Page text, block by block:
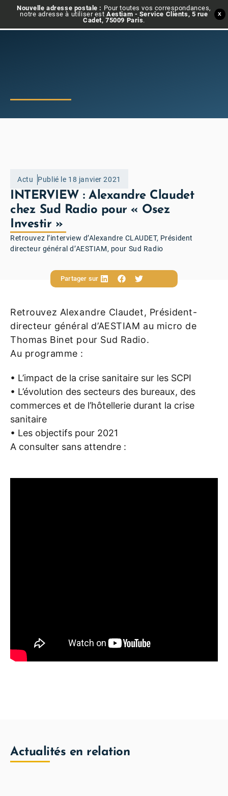
X
Nouvelle adresse postale : Pour toutes vos correspondances,
notre adresse à utiliser estAestiam - Service Clients, 5 rue
Cadet, 75009 Paris.
Actu Publié le 18 janvier 2021
INTERVIEW : Alexandre Claudet
chez Sud Radio pour « Osez
Investir »
Retrouvez l’interview d’Alexandre CLAUDET, Président
directeur général d’AESTIAM, pour Sud Radio
Partager sur
Retrouvez Alexandre Claudet, Président-
directeur général d’AESTIAM au micro de
Thomas Binet pour Sud Radio.
Au programme :
• L’impact de la crise sanitaire sur les SCPI
• L’évolution des secteurs des bureaux, des
commerces et de l’hôtellerie durant la crise
sanitaire
• Les objectifs pour 2021
A consulter sans attendre :
Actualités en relation